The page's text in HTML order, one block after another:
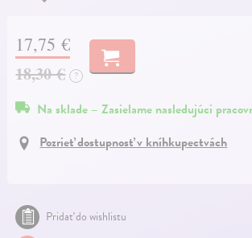
17,75 €
18,30 €
?
Na sklade – Zasielame nasledujúci
Pozrieť dostupnosť v kníhkupectvách
Pridať do wishlistu